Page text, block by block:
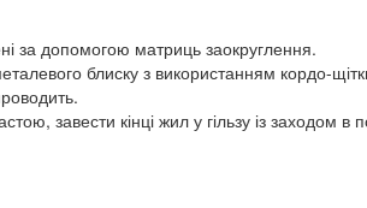
за допомогою матриць заокруглення.
блиску з використанням кордо-
завести кінці жил у гільзу із заходом